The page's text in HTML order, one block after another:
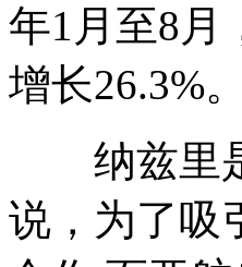
年1月至8月
增长26.3%。
纳兹里是
说，为了吸